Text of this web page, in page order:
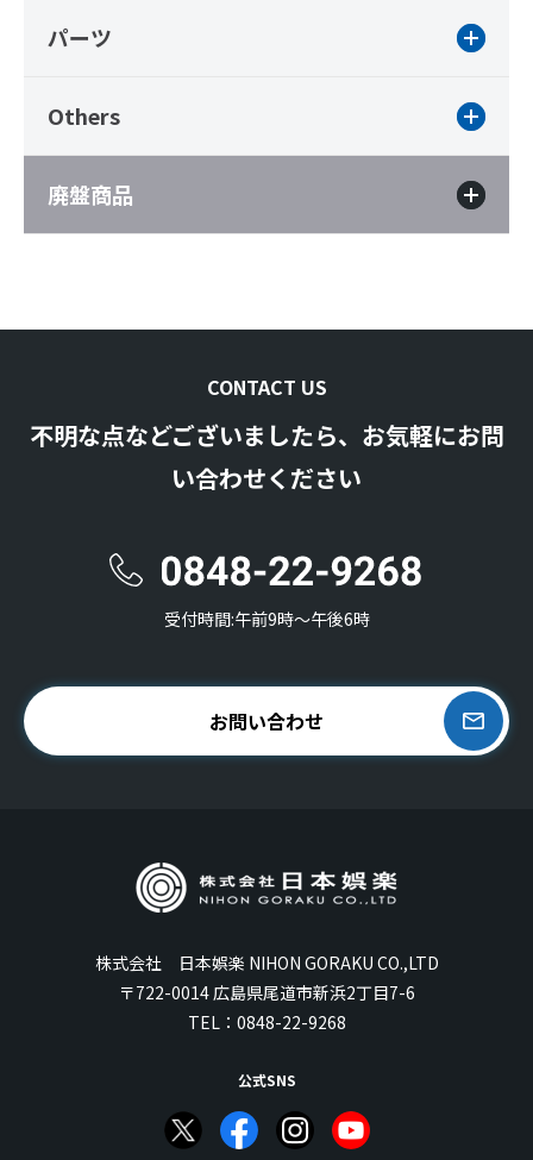
パーツ
Others
廃盤商品
CONTACT US
不明な点などございましたら、お気軽にお問
い合わせください
受付時間:午前9時〜午後6時
お問い合わせ
株式会社 日本娯楽 NIHON GORAKU CO.,LTD
〒722-0014 広島県尾道市新浜2丁目7-6
TEL： 0848-22-9268
公式SNS